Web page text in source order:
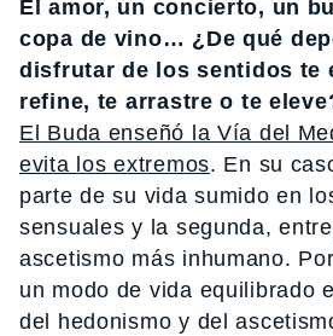
El amor, un concierto, un
copa de vino… ¿De qué
disfrutar de los sentidos te
refine, te arrastre o te
El Buda enseñó la Vía del
evita los extremos. En su
parte de su vida sumido en
sensuales y la segunda,
ascetismo más inhumano.
un modo de vida equilibrado
del hedonismo y del